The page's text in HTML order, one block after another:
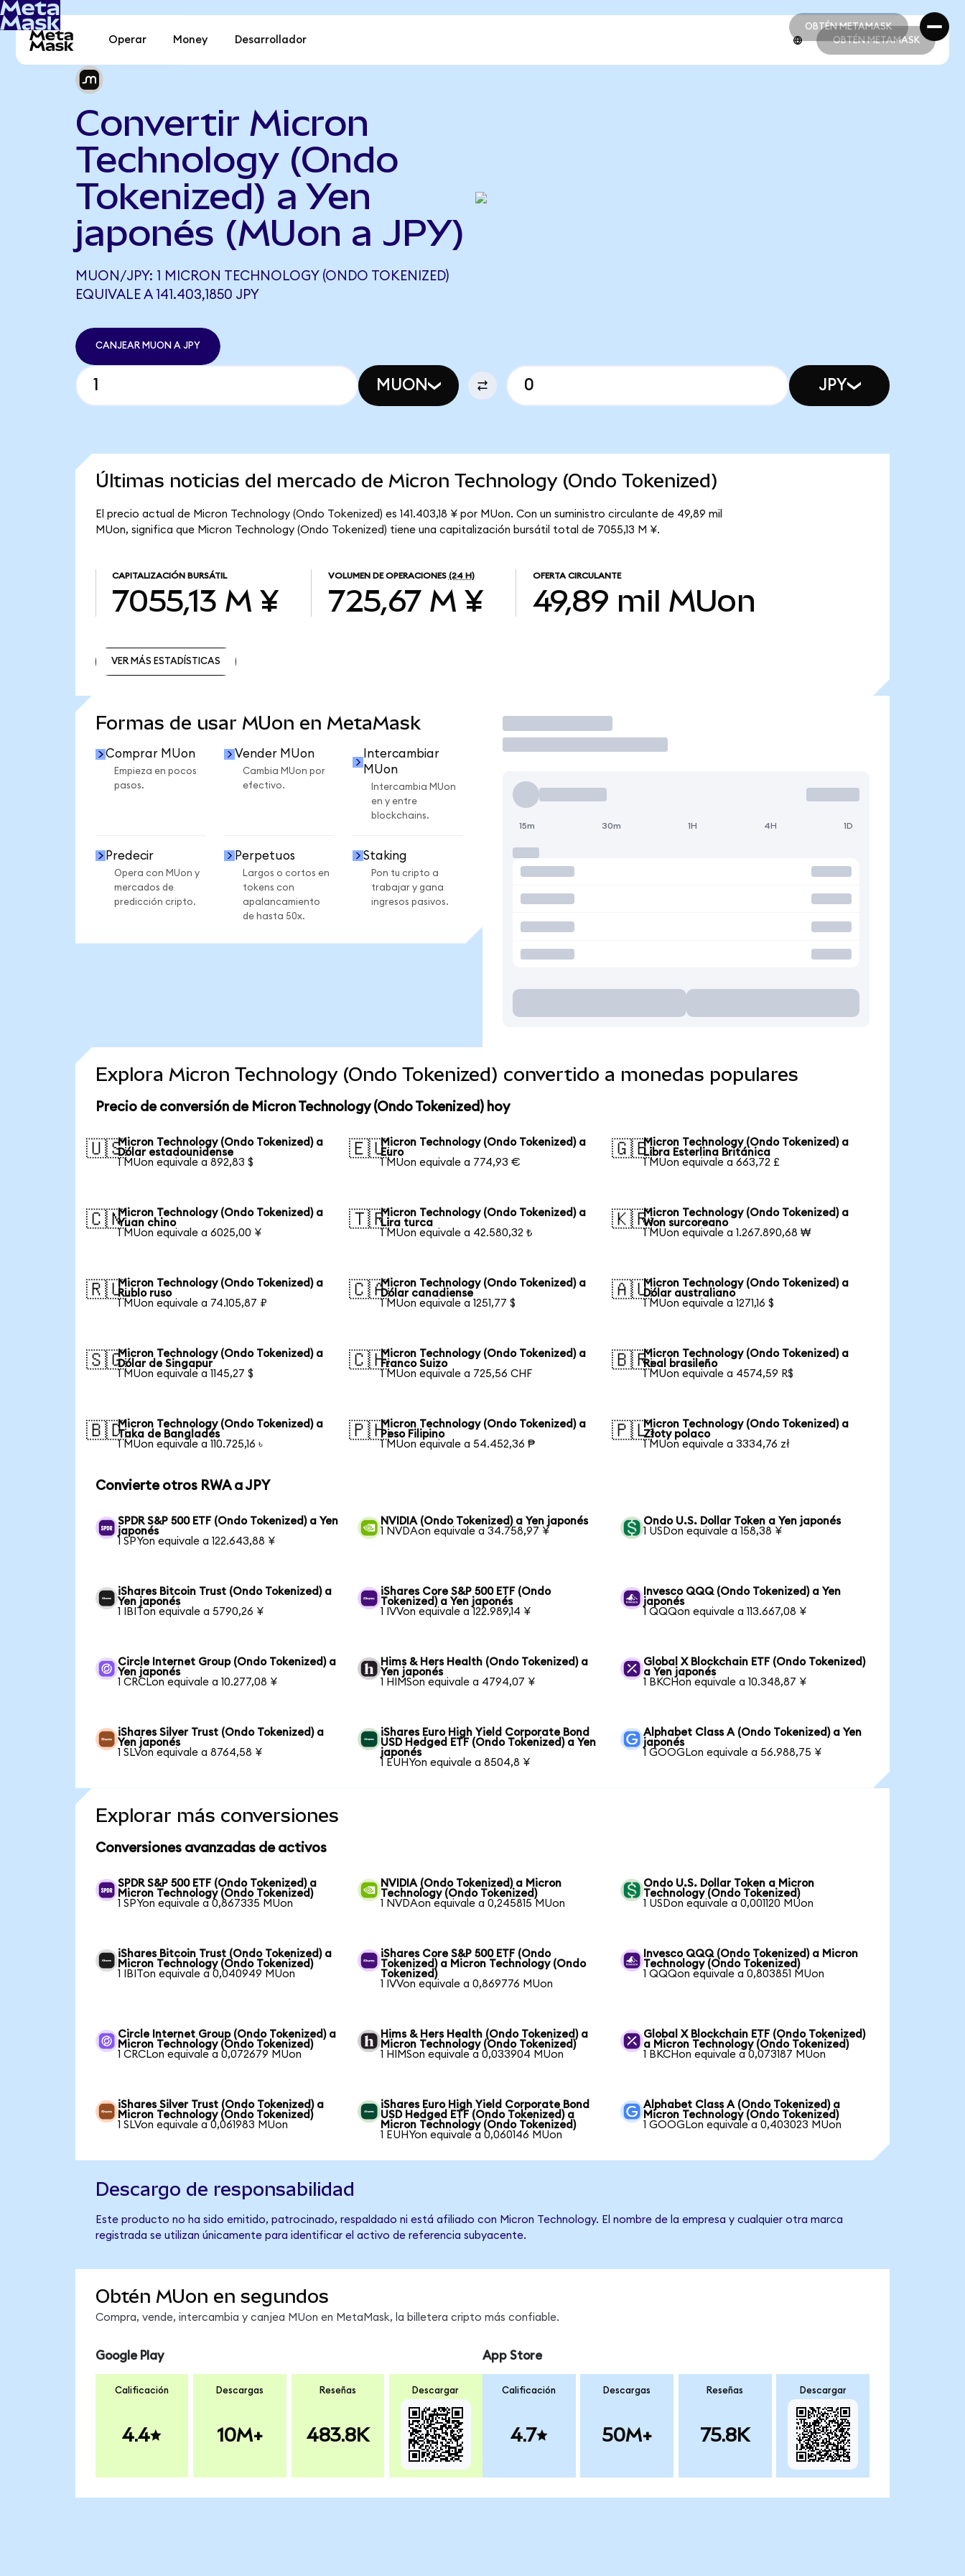
OBTÉN METAMASK
OBTÉN METAMASK
Operar Money Desarrollador OBTÉN METAMASK
Convertir Micron
Technology (Ondo
Tokenized) a Yen
japonés (MUon a JPY)
MUON/JPY: 1 MICRON TECHNOLOGY (ONDO TOKENIZED)
EQUIVALE A 141.403,1850 JPY
CANJEAR MUON A JPY
MUON JPY
Últimas noticias del mercado de Micron Technology (Ondo Tokenized)
El precio actual de Micron Technology (Ondo Tokenized) es 141.403,18 ¥ por MUon. Con un suministro circulante de 49,89 mil
MUon, significa que Micron Technology (Ondo Tokenized) tiene una capitalización bursátil total de 7055,13 M ¥.
CAPITALIZACIÓN BURSÁTIL
7055,13 M ¥
VOLUMEN DE OPERACIONES (24 H)
725,67 M ¥
OFERTA CIRCULANTE
49,89 mil MUon
VER MÁS ESTADÍSTICAS
Formas de usar MUon en MetaMask
Comprar MUon
Empieza en pocos
pasos.
Vender MUon
Cambia MUon por
efectivo.
Intercambiar
MUon
Intercambia MUon
en y entre
blockchains.
Predecir
Opera con MUon y
mercados de
predicción cripto.
Perpetuos
Largos o cortos en
tokens con
apalancamiento
de hasta 50x.
Staking
Pon tu cripto a
trabajar y gana
ingresos pasivos.
Operar
15m 30m 1H 4H 1D
Explora Micron Technology (Ondo Tokenized) convertido a monedas populares
Precio de conversión de Micron Technology (Ondo Tokenized) hoy
🇺🇸Micron Technology (Ondo Tokenized) a
Dólar estadounidense
1 MUon equivale a 892,83 $
🇪🇺Micron Technology (Ondo Tokenized) a
Euro
1 MUon equivale a 774,93 €
🇬🇧Micron Technology (Ondo Tokenized) a
Libra Esterlina Británica
1 MUon equivale a 663,72 £
🇨🇳Micron Technology (Ondo Tokenized) a
Yuan chino
1 MUon equivale a 6025,00 ¥
🇹🇷Micron Technology (Ondo Tokenized) a
Lira turca
1 MUon equivale a 42.580,32 ₺
🇰🇷Micron Technology (Ondo Tokenized) a
Won surcoreano
1 MUon equivale a 1.267.890,68 ₩
🇷🇺Micron Technology (Ondo Tokenized) a
Rublo ruso
1 MUon equivale a 74.105,87 ₽
🇨🇦Micron Technology (Ondo Tokenized) a
Dólar canadiense
1 MUon equivale a 1251,77 $
🇦🇺Micron Technology (Ondo Tokenized) a
Dólar australiano
1 MUon equivale a 1271,16 $
🇸🇬Micron Technology (Ondo Tokenized) a
Dólar de Singapur
1 MUon equivale a 1145,27 $
🇨🇭Micron Technology (Ondo Tokenized) a
Franco Suizo
1 MUon equivale a 725,56 CHF
🇧🇷Micron Technology (Ondo Tokenized) a
Real brasileño
1 MUon equivale a 4574,59 R$
🇧🇩Micron Technology (Ondo Tokenized) a
Taka de Bangladés
1 MUon equivale a 110.725,16 ৳
🇵🇭Micron Technology (Ondo Tokenized) a
Peso Filipino
1 MUon equivale a 54.452,36 ₱
🇵🇱Micron Technology (Ondo Tokenized) a
Złoty polaco
1 MUon equivale a 3334,76 zł
Convierte otros RWA a JPY
SPDR S&P 500 ETF (Ondo Tokenized) a Yen
japonés
1 SPYon equivale a 122.643,88 ¥
NVIDIA (Ondo Tokenized) a Yen japonés
1 NVDAon equivale a 34.758,97 ¥
Ondo U.S. Dollar Token a Yen japonés
1 USDon equivale a 158,38 ¥
iShares Bitcoin Trust (Ondo Tokenized) a
Yen japonés
1 IBITon equivale a 5790,26 ¥
iShares Core S&P 500 ETF (Ondo
Tokenized) a Yen japonés
1 IVVon equivale a 122.989,14 ¥
Invesco QQQ (Ondo Tokenized) a Yen
japonés
1 QQQon equivale a 113.667,08 ¥
Circle Internet Group (Ondo Tokenized) a
Yen japonés
1 CRCLon equivale a 10.277,08 ¥
Hims & Hers Health (Ondo Tokenized) a
Yen japonés
1 HIMSon equivale a 4794,07 ¥
Global X Blockchain ETF (Ondo Tokenized)
a Yen japonés
1 BKCHon equivale a 10.348,87 ¥
iShares Silver Trust (Ondo Tokenized) a
Yen japonés
1 SLVon equivale a 8764,58 ¥
iShares Euro High Yield Corporate Bond
USD Hedged ETF (Ondo Tokenized) a Yen
japonés
1 EUHYon equivale a 8504,8 ¥
Alphabet Class A (Ondo Tokenized) a Yen
japonés
1 GOOGLon equivale a 56.988,75 ¥
Explorar más conversiones
Conversiones avanzadas de activos
SPDR S&P 500 ETF (Ondo Tokenized) a
Micron Technology (Ondo Tokenized)
1 SPYon equivale a 0,867335 MUon
NVIDIA (Ondo Tokenized) a Micron
Technology (Ondo Tokenized)
1 NVDAon equivale a 0,245815 MUon
Ondo U.S. Dollar Token a Micron
Technology (Ondo Tokenized)
1 USDon equivale a 0,001120 MUon
iShares Bitcoin Trust (Ondo Tokenized) a
Micron Technology (Ondo Tokenized)
1 IBITon equivale a 0,040949 MUon
iShares Core S&P 500 ETF (Ondo
Tokenized) a Micron Technology (Ondo
Tokenized)
1 IVVon equivale a 0,869776 MUon
Invesco QQQ (Ondo Tokenized) a Micron
Technology (Ondo Tokenized)
1 QQQon equivale a 0,803851 MUon
Circle Internet Group (Ondo Tokenized) a
Micron Technology (Ondo Tokenized)
1 CRCLon equivale a 0,072679 MUon
Hims & Hers Health (Ondo Tokenized) a
Micron Technology (Ondo Tokenized)
1 HIMSon equivale a 0,033904 MUon
Global X Blockchain ETF (Ondo Tokenized)
a Micron Technology (Ondo Tokenized)
1 BKCHon equivale a 0,073187 MUon
iShares Silver Trust (Ondo Tokenized) a
Micron Technology (Ondo Tokenized)
1 SLVon equivale a 0,061983 MUon
iShares Euro High Yield Corporate Bond
USD Hedged ETF (Ondo Tokenized) a
Micron Technology (Ondo Tokenized)
1 EUHYon equivale a 0,060146 MUon
Alphabet Class A (Ondo Tokenized) a
Micron Technology (Ondo Tokenized)
1 GOOGLon equivale a 0,403023 MUon
Descargo de responsabilidad
Este producto no ha sido emitido, patrocinado, respaldado ni está afiliado con Micron Technology. El nombre de la empresa y cualquier otra marca
registrada se utilizan únicamente para identificar el activo de referencia subyacente.
Obtén MUon en segundos
Compra, vende, intercambia y canjea MUon en MetaMask, la billetera cripto más confiable.
Google Play
Calificación
4.4
Descargas
10M+
Reseñas
483.8K
Descargar
App Store
Calificación
4.7
Descargas
50M+
Reseñas
75.8K
Descargar